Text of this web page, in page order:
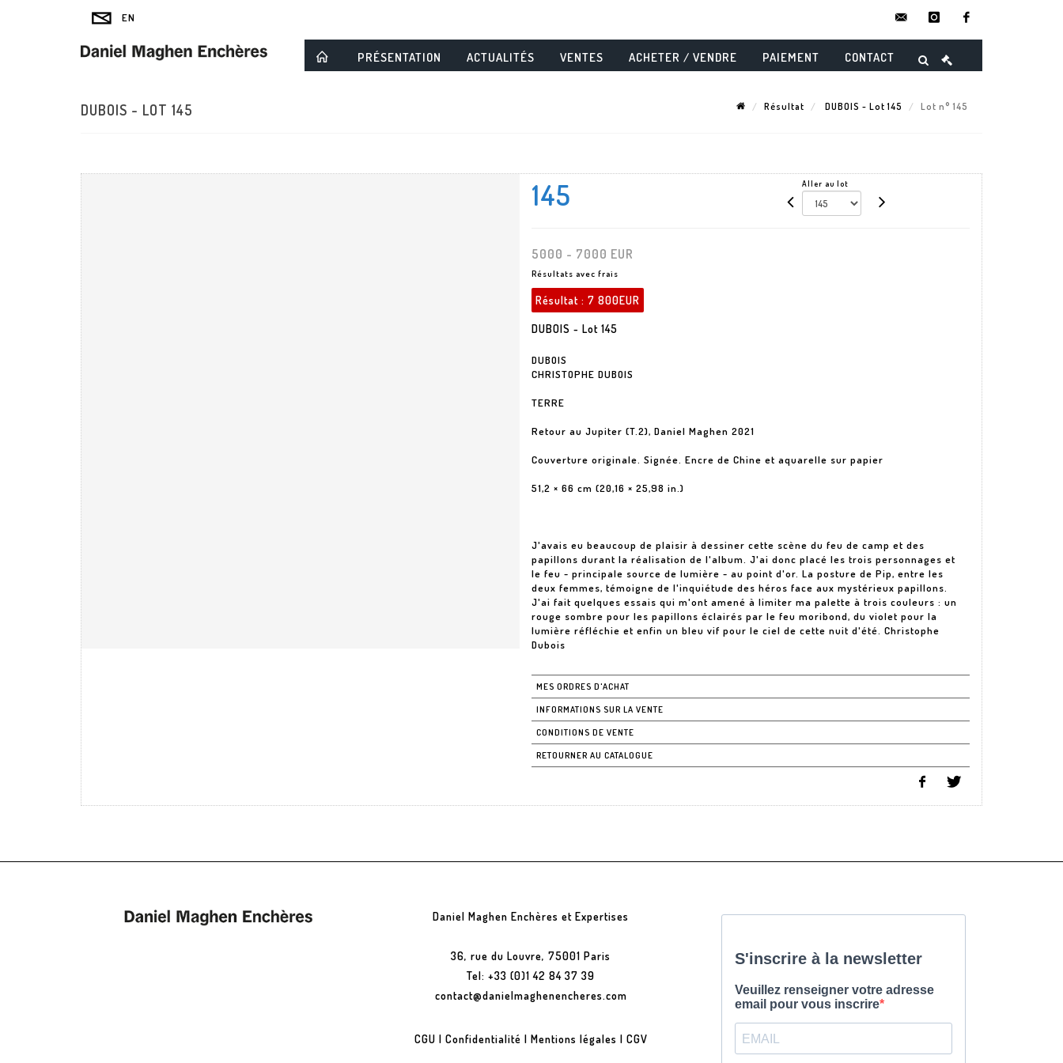
instagram
PRÉSENTATION ACTUALITÉS VENTES ACHETER / VENDRE PAIEMENT CONTACT
DUBOIS - LOT 145 Résultat DUBOIS - Lot 145 Lot n° 145
145 Aller au lot
5000 - 7000 EUR
Résultats avec frais
Résultat : 7 800EUR
DUBOIS - Lot 145
DUBOIS
CHRISTOPHE DUBOIS
TERRE
Retour au Jupiter (T.2), Daniel Maghen 2021
Couverture originale. Signée. Encre de Chine et aquarelle sur papier
51,2 × 66 cm (20,16 × 25,98 in.)
J'avais eu beaucoup de plaisir à dessiner cette scène du feu de camp et des
papillons durant la réalisation de l'album. J'ai donc placé les trois personnages et
le feu - principale source de lumière - au point d'or. La posture de Pip, entre les
deux femmes, témoigne de l'inquiétude des héros face aux mystérieux papillons.
J'ai fait quelques essais qui m'ont amené à limiter ma palette à trois couleurs : un
rouge sombre pour les papillons éclairés par le feu moribond, du violet pour la
lumière réfléchie et enfin un bleu vif pour le ciel de cette nuit d'été. Christophe
Dubois
MES ORDRES D'ACHAT
INFORMATIONS SUR LA VENTE
CONDITIONS DE VENTE
RETOURNER AU CATALOGUE
Daniel Maghen Enchères et Expertises
36, rue du Louvre, 75001 Paris
Tel: +33 (0)1 42 84 37 39
contact@danielmaghenencheres.com
CGU | Confidentialité | Mentions légales | CGV